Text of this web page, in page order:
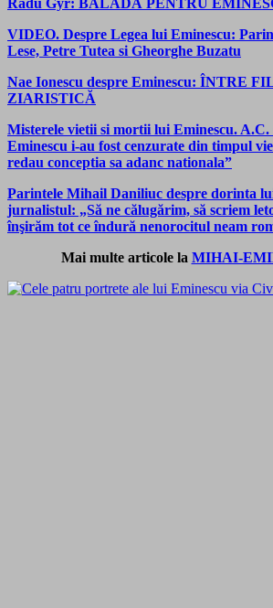
VIDEO. Despre Legea lui Eminescu:
Lese, Petre Tutea si Gheorghe Buzatu
Nae Ionescu despre Eminescu: ÎNTRE
ZIARISTICĂ
Misterele vietii si mortii lui Eminescu.
Eminescu i-au fost cenzurate din timpul
redau conceptia sa adanc nationala”
Parintele Mihail Daniliuc despre dorinta
jurnalistul: „Să ne călugărim, să scriem
înşirăm tot ce îndură nenorocitul neam
Mai multe articole la MIHAI-